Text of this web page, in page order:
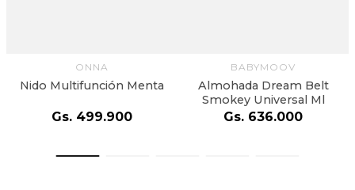
ONNA
Nido Multifunción Menta
Gs. 499.900
BABYMOOV
Almohada Dream Belt
Smokey Universal Ml
Gs. 636.000